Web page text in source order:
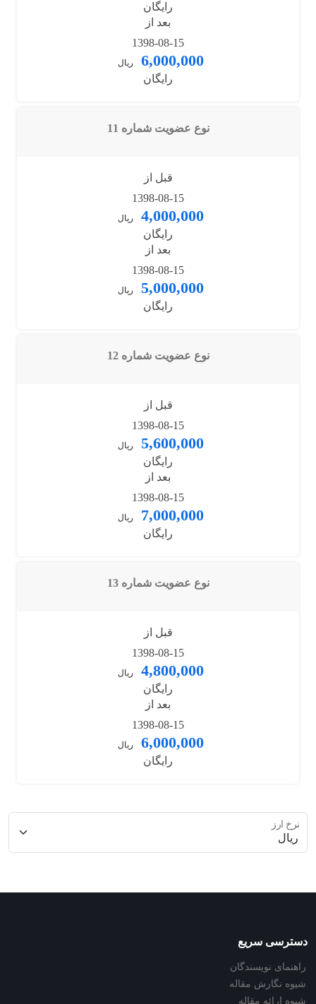
رایگان
بعد از
1398-08-15
6,000,000 ریال
رایگان
نوع عضویت شماره 11
قبل از
1398-08-15
4,000,000 ریال
رایگان
بعد از
1398-08-15
5,000,000 ریال
رایگان
نوع عضویت شماره 12
قبل از
1398-08-15
5,600,000 ریال
رایگان
بعد از
1398-08-15
7,000,000 ریال
رایگان
نوع عضویت شماره 13
قبل از
1398-08-15
4,800,000 ریال
رایگان
بعد از
1398-08-15
6,000,000 ریال
رایگان
نرخ ارز
دسترسی سریع
راهنمای نویسندگان
شیوه نگارش مقاله
شیوه ارائه مقاله